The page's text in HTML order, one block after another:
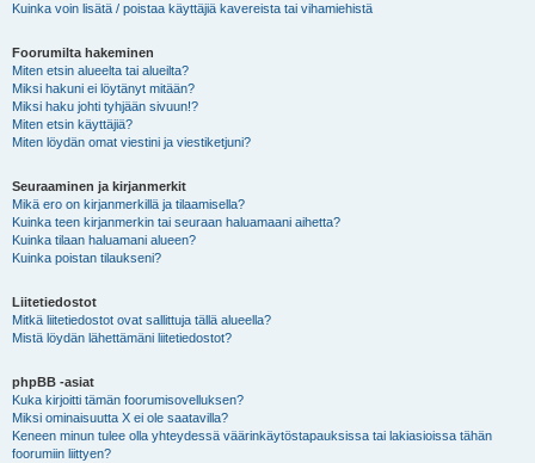
Kuinka voin lisätä / poistaa käyttäjiä kavereista tai vihamiehistä
Foorumilta hakeminen
Miten etsin alueelta tai alueilta?
Miksi hakuni ei löytänyt mitään?
Miksi haku johti tyhjään sivuun!?
Miten etsin käyttäjiä?
Miten löydän omat viestini ja viestiketjuni?
Seuraaminen ja kirjanmerkit
Mikä ero on kirjanmerkillä ja tilaamisella?
Kuinka teen kirjanmerkin tai seuraan haluamaani aihetta?
Kuinka tilaan haluamani alueen?
Kuinka poistan tilaukseni?
Liitetiedostot
Mitkä liitetiedostot ovat sallittuja tällä alueella?
Mistä löydän lähettämäni liitetiedostot?
phpBB -asiat
Kuka kirjoitti tämän foorumisovelluksen?
Miksi ominaisuutta X ei ole saatavilla?
Keneen minun tulee olla yhteydessä väärinkäytöstapauksissa tai lakiasioissa tähän
foorumiin liittyen?